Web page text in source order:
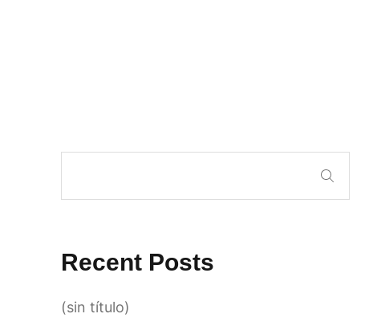
Recent Posts
(sin título)